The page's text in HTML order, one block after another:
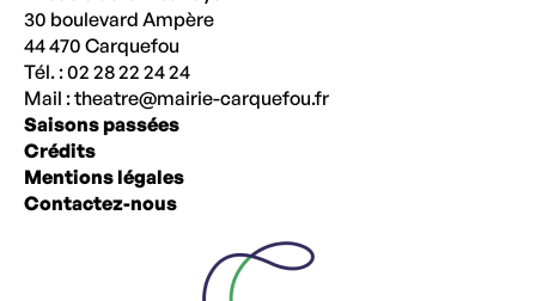
30 boulevard Ampère
44 470 Carquefou
Tél. : 02 28 22 24 24
Mail :theatre@mairie-carquefou.fr
Saisons passées
Crédits
Mentions légales
Contactez-nous